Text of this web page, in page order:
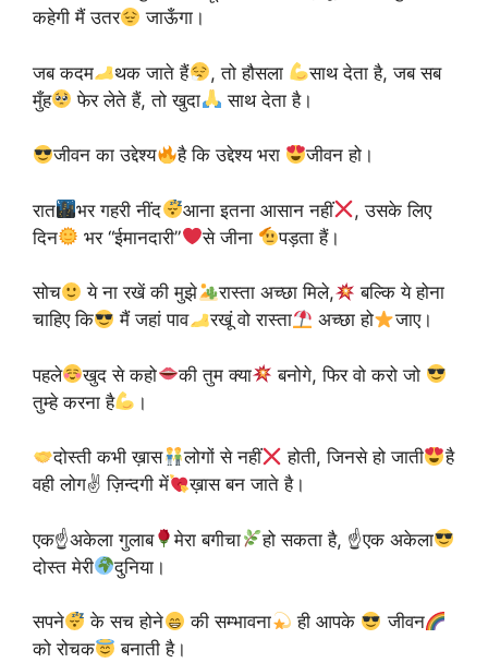
कहेगी मैं उतर
जाऊँगा।
जब कदम थक जाते हैं , तो हौसला
साथ देता है, जब सब
मुँह
फेर लेते हैं, तो खुदा साथ देता है।
जीवन का उद्देश्य है कि उद्देश्य भरा जीवन हो।
रात भर गहरी नींद आना इतना आसान नहीं
, उसके लिए
दिन
भर “ईमानदारी” से जीना पड़ता हैं।
सोच ये ना रखें की मुझे रास्ता अच्छा मिले,
बल्कि ये होना
चाहिए कि
मैं जहां पाव रखूं वो रास्ता अच्छा हो जाए।
पहले खुद से कहो की तुम क्या
बनोगे, फिर वो करो जो
तुम्हे करना है
।
दोस्ती कभी ख़ास लोगों से नहीं होती, जिनसे हो जाती
है
वही लोग✌ ज़िन्दगी में ख़ास बन जाते है।
एक☝अकेला गुलाब मेरा बगीचा हो सकता है, ☝एक अकेला
दोस्त मेरी
दुनिया।
सपने के सच होने की सम्भावना ही आपके
जीवन
को रोचक
बनाती है।